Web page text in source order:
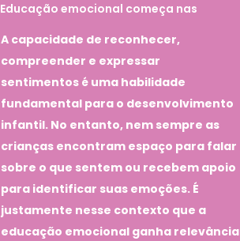
Educação emocional começa nas
A capacidade de reconhecer,
compreender e expressar
sentimentos é uma habilidade
fundamental para o desenvolvimento
infantil. No entanto, nem sempre as
crianças encontram espaço para falar
sobre o que sentem ou recebem apoio
para identificar suas emoções. É
justamente nesse contexto que a
educação emocional ganha relevância